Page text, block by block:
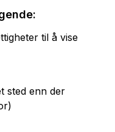
til å vise
sted enn der